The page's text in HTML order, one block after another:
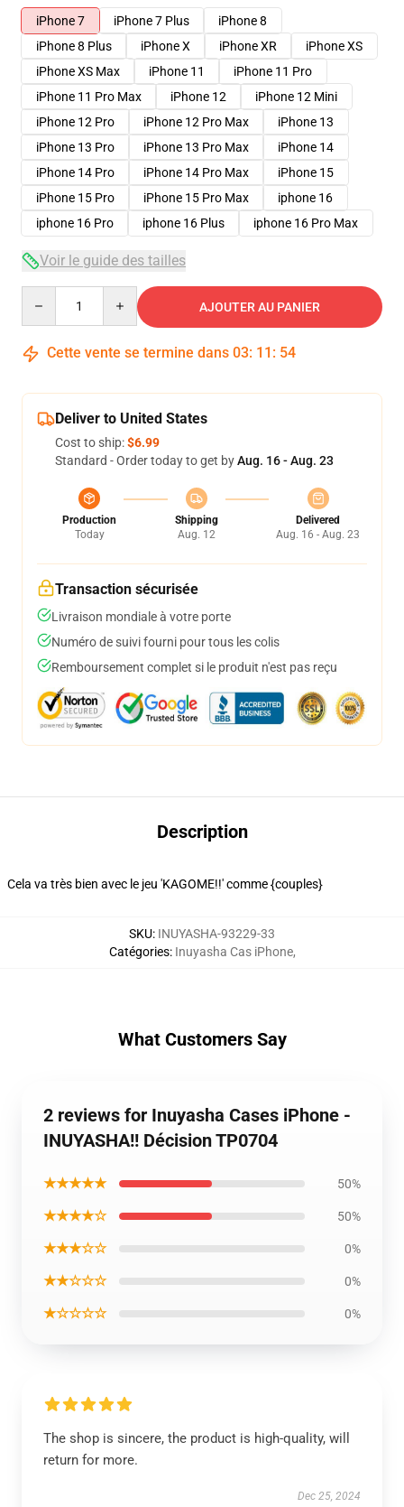
iPhone 7
iPhone 7 Plus
iPhone 8
iPhone 8 Plus
iPhone X iPhone XR
iPhone XS
iPhone XS Max
iPhone 11
iPhone 11 Pro
iPhone 11 Pro Max
iPhone 12
iPhone 12 Mini
iPhone 12 Pro
iPhone 12 Pro Max
iPhone 13
iPhone 13 Pro
iPhone 13 Pro Max
iPhone 14
iPhone 14 Pro
iPhone 14 Pro Max
iPhone 15
iPhone 15 Pro
iPhone 15 Pro Max
iphone 16
iphone 16 Pro
iphone 16 Plus iphone 16 Pro Max
Voir le guide des tailles
AJOUTER AU PANIER
Cette vente se termine dans 03: 11 : 53
Deliver to United States
Cost to ship:$6.99
Standard - Order today to get byAug. 16 - Aug. 23
Production
Today
Shipping
Aug. 12
Delivered
Aug. 16 - Aug. 23
Transaction sécurisée
Livraison mondiale à votre porte
Numéro de suivi fourni pour tous les colis
Remboursement complet si le produit n'est pas reçu
Description
Cela va très bien avec le jeu 'KAGOME!!' comme {couples}
SKU: INUYASHA-93229-33
Catégories: Inuyasha Cas iPhone,
What Customers Say
2 reviews for Inuyasha Cases iPhone -
INUYASHA!! Décision TP0704
★★★★★ 50%
★★★★☆ 50%
★★★☆☆ 0%
★★☆☆☆ 0%
★☆☆☆☆ 0%
The shop is sincere, the product is high-quality, will
return for more.
Dec 25, 2024